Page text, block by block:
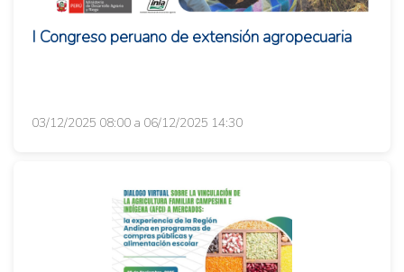
I Congreso peruano de extensión agropecuaria
03/12/2025 08:00 a 06/12/2025 14:30